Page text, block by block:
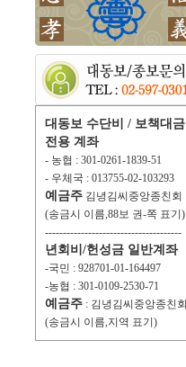
대동보 수단비 / 보책대금
전용 계좌
- 농협 : 301-0261-1839-51
- 우체국 : 013755-02-103293
예금주 김녕김씨중앙종친회
(송금시 이름,88보 권-쪽 표기)
--------------------------------------
년회비/헌성금 일반계좌
-국민 : 928701-01-164497
-농협 : 301-0109-2530-71
예금주 : 김녕김씨중앙종친회
(송금시 이름,지역 표기)